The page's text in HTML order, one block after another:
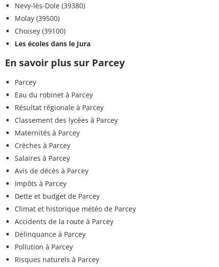
Nevy-lès-Dole (39380)
Molay (39500)
Choisey (39100)
Les écoles dans le Jura
En savoir plus sur Parcey
Parcey
Eau du robinet à Parcey
Résultat régionale à Parcey
Classement des lycées à Parcey
Maternités à Parcey
Crèches à Parcey
Salaires à Parcey
Avis de décès à Parcey
Impôts à Parcey
Dette et budget de Parcey
Climat et historique météo de Parcey
Accidents de la route à Parcey
Délinquance à Parcey
Pollution à Parcey
Risques naturels à Parcey